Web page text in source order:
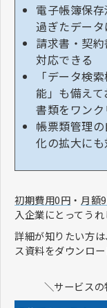
電子帳簿保
過ぎたデー
請求書・契
対応できる
「データ検
能」も備え
書類をワン
帳票類管理
化の拡大に
初期費用0円 ・ 月額
入企業にとってうれ
詳細が知りたい方
ス資料をダウンロー
＼サービス